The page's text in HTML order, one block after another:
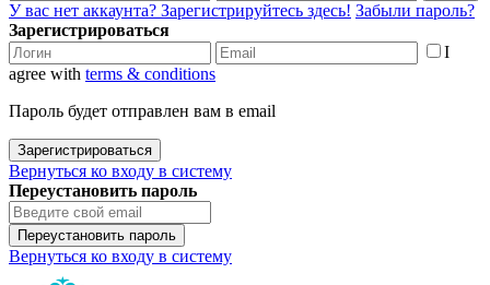
У вас нет аккаунта? Зарегистрируйтесь здесь! Забыли пароль?
Зарегистрироваться
I
agree with terms & conditions
Пароль будет отправлен вам в email
Зарегистрироваться
Вернуться ко входу в систему
Переустановить пароль
Переустановить пароль
Вернуться ко входу в систему